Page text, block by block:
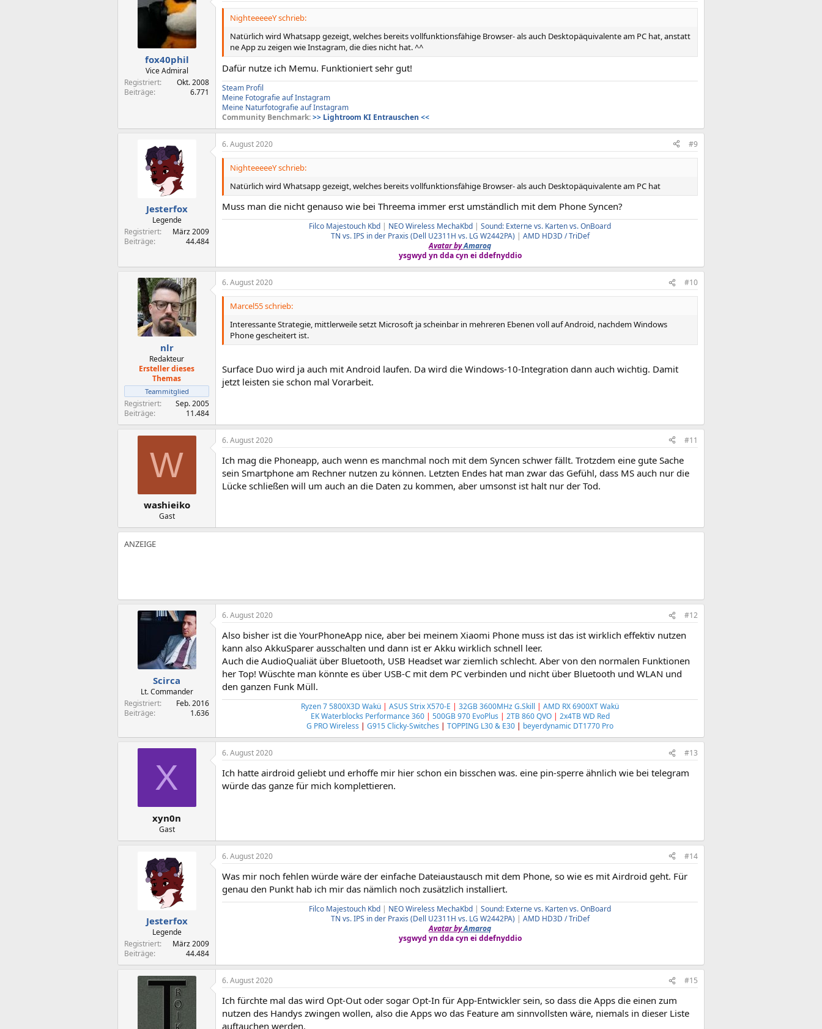
fox40phil
Vice Admiral
Registriert
Okt. 2008
Beiträge
6.771
NighteeeeeY schrieb:
Natürlich wird Whatsapp gezeigt, welches bereits vollfunktionsfähige Browser- als auch Desktopäquivalente am PC hat, anstatt
ne App zu zeigen wie Instagram, die dies nicht hat. ^^
Dafür nutze ich Memu. Funktioniert sehr gut!
Steam Profil
Meine Fotografie auf Instagram
Meine Naturfotografie auf Instagram
Community Benchmark:>> Lightroom KI Entrauschen <<
Jesterfox
Legende
Registriert
März 2009
Beiträge
44.484
6. August 2020 #9
NighteeeeeY schrieb:
Natürlich wird Whatsapp gezeigt, welches bereits vollfunktionsfähige Browser- als auch Desktopäquivalente am PC hat
Muss man die nicht genauso wie bei Threema immer erst umständlich mit dem Phone Syncen?
Filco Majestouch Kbd | NEO Wireless MechaKbd | Sound: Externe vs. Karten vs. OnBoard
TN vs. IPS in der Praxis (Dell U2311H vs. LG W2442PA) | AMD HD3D / TriDef
Avatar byAmaroq
ysgwyd yn dda cyn ei ddefnyddio
nlr
Redakteur
Ersteller dieses
Themas
Teammitglied
Registriert
Sep. 2005
Beiträge
11.484
6. August 2020 #10
Marcel55 schrieb:
Interessante Strategie, mittlerweile setzt Microsoft ja scheinbar in mehreren Ebenen voll auf Android, nachdem Windows
Phone gescheitert ist.
Surface Duo wird ja auch mit Android laufen. Da wird die Windows-10-Integration dann auch wichtig. Damit
jetzt leisten sie schon mal Vorarbeit.
W
washieiko
Gast
6. August 2020 #11
Ich mag die Phoneapp, auch wenn es manchmal noch mit dem Syncen schwer fällt. Trotzdem eine gute Sache
sein Smartphone am Rechner nutzen zu können. Letzten Endes hat man zwar das Gefühl, dass MS auch nur die
Lücke schließen will um auch an die Daten zu kommen, aber umsonst ist halt nur der Tod.
Scirca
Lt. Commander
Registriert
Feb. 2016
Beiträge
1.636
6. August 2020 #12
Also bisher ist die YourPhoneApp nice, aber bei meinem Xiaomi Phone muss ist das ist wirklich effektiv nutzen
kann also AkkuSparer ausschalten und dann ist er Akku wirklich schnell leer.
Auch die AudioQualiät über Bluetooth, USB Headset war ziemlich schlecht. Aber von den normalen Funktionen
her Top! Wüschte man könnte es über USB-C mit dem PC verbinden und nicht über Bluetooth und WLAN und
den ganzen Funk Müll.
Ryzen 7 5800X3D Wakü | ASUS Strix X570-E | 32GB 3600MHz G.Skill | AMD RX 6900XT Wakü
EK Waterblocks Performance 360 | 500GB 970 EvoPlus | 2TB 860 QVO| 2x4TB WD Red
G PRO Wireless | G915 Clicky-Switches | TOPPING L30 & E30 | beyerdynamic DT1770 Pro
X
xyn0n
Gast
6. August 2020 #13
Ich hatte airdroid geliebt und erhoffe mir hier schon ein bisschen was. eine pin-sperre ähnlich wie bei telegram
würde das ganze für mich komplettieren.
Jesterfox
Legende
Registriert
März 2009
Beiträge
44.484
6. August 2020 #14
Was mir noch fehlen würde wäre der einfache Dateiaustausch mit dem Phone, so wie es mit Airdroid geht. Für
genau den Punkt hab ich mir das nämlich noch zusätzlich installiert.
Filco Majestouch Kbd | NEO Wireless MechaKbd | Sound: Externe vs. Karten vs. OnBoard
TN vs. IPS in der Praxis (Dell U2311H vs. LG W2442PA) | AMD HD3D / TriDef
Avatar byAmaroq
ysgwyd yn dda cyn ei ddefnyddio
6. August 2020 #15
Ich fürchte mal das wird Opt-Out oder sogar Opt-In für App-Entwickler sein, so dass die Apps die einen zum
nutzen des Handys zwingen wollen, also die Apps wo das Feature am sinnvollsten wäre, niemals in dieser Liste
auftauchen werden.